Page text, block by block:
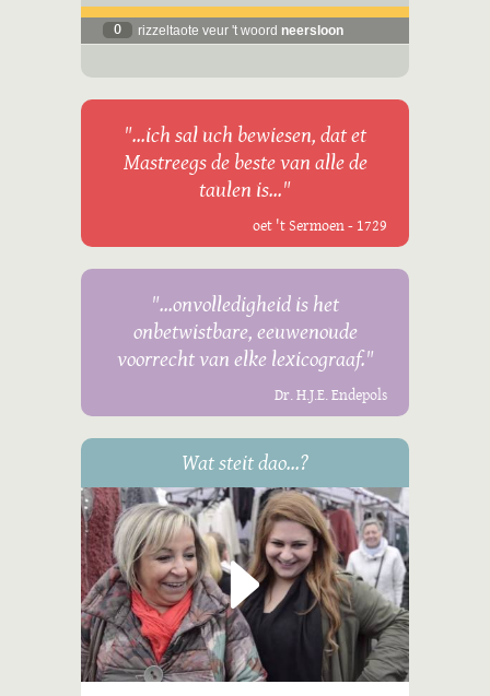
0 rizzeltaote veur 't woord neersloon
"...ich sal uch bewiesen, dat et
Mastreegs de beste van alle de
taulen is..."
oet 't Sermoen - 1729
"...onvolledigheid is het
onbetwistbare, eeuwenoude
voorrecht van elke lexicograaf."
Dr. H.J.E. Endepols
Wat steit dao...?